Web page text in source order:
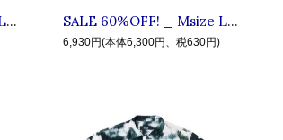
SALE 60%OFF! _ Msize L.I.F.E #13 DA ◆ LIVE IN FAB EARTH リブインファブアース : 半袖ツリー柄シャツ White SALE 60%OFF! _ Msize L.I.F.E # ALH ◆ LIVE IN FAB EARTH リブインファブアース : 半袖フラワー柄シャツ Blue
6,930円(本体6,300円、税630円)